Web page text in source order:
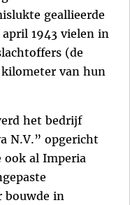
geallieerde
1943 vielen in
(de
van hun
het bedrijf
N.V.” opgericht
ook al Imperia
bouwde in